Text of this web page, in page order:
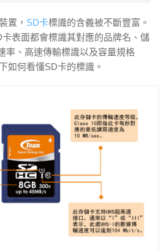
置， SD卡標識的含義被不斷豐富。
表面都會標識其對應的品牌名、儲
率、高速傳輸標識以及容量規格
如何看懂SD卡的標識。